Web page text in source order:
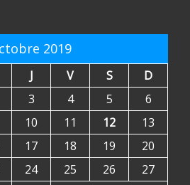
2019
J V S
D
3 4 5
6
10 11 12
13
17 18 19
20
24 25 26
27